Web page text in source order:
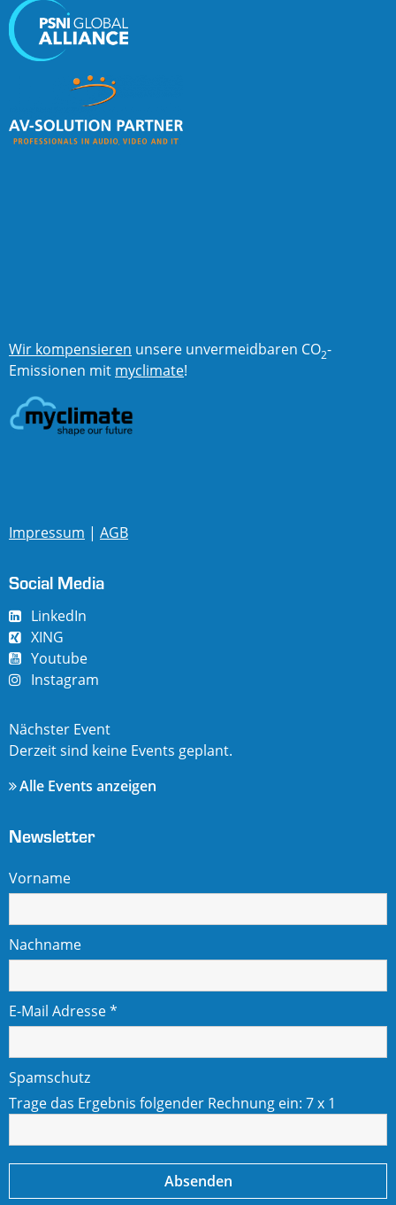
Wir kompensieren unsere unvermeidbaren CO2-
Emissionen mit myclimate!
Impressum | AGB
Social Media
LinkedIn
XING
Youtube
Instagram
Nächster Event
Derzeit sind keine Events geplant.
Alle Events anzeigen
Newsletter
Vorname
Nachname
E-Mail Adresse*
Spamschutz
Trage das Ergebnis folgender Rechnung ein: 7 x 1